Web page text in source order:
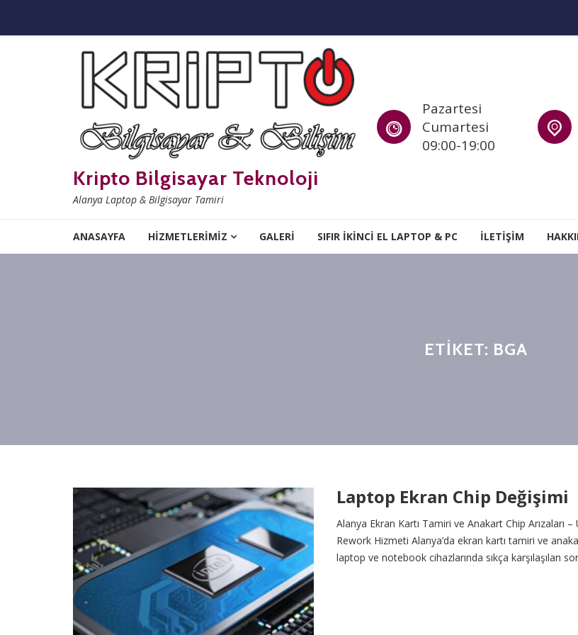
Kripto Bilgisayar Teknoloji
Alanya Laptop & Bilgisayar Tamiri
Pazartesi
Cumartesi
09:00-19:00
ANASAYFA HİZMETLERİMİZ GALERİ SIFIR İKINCI EL LAPTOP & PC İLETİŞİM
ETIKET: BGA
Laptop Ekran Chip Değişimi
Alanya Ekran Kartı Tamiri ve Anakart Chip Arızaları
Rework Hizmeti Alanya’da ekran kartı tamiri ve
laptop ve notebook cihazlarında sıkça karşılaşılan